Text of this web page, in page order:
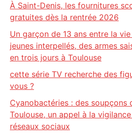
À Saint-Denis, les fournitures
gratuites dès la rentrée 2026
Un garçon de 13 ans entre la
jeunes interpellés, des armes
en trois jours à Toulouse
cette série TV recherche des
vous ?
Cyanobactéries : des soupçons
Toulouse, un appel à la
réseaux sociaux